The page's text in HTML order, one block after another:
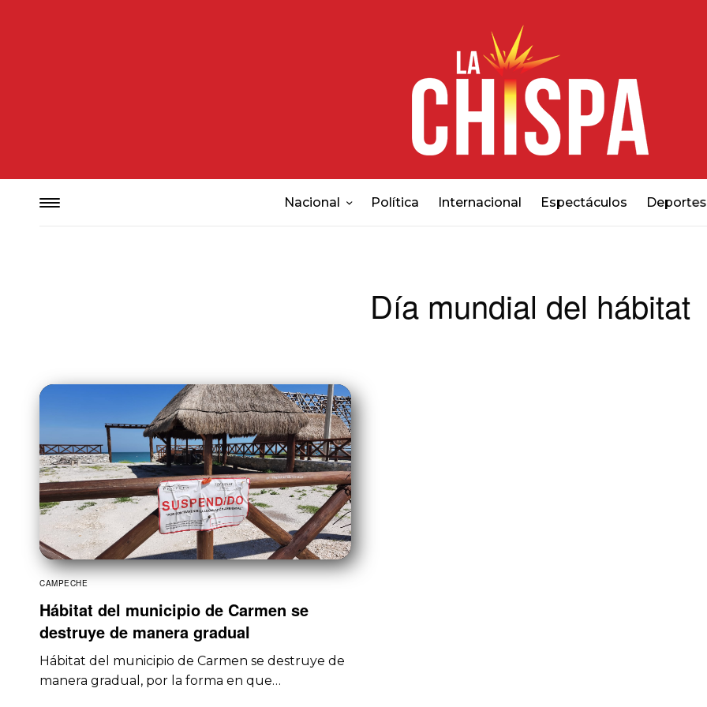
Nacional Política Internacional Espectáculos Deportes
Día mundial del hábitat
CAMPECHE
Hábitat del municipio de Carmen se
destruye de manera gradual
Hábitat del municipio de Carmen se destruye de
manera gradual, por la forma en que…